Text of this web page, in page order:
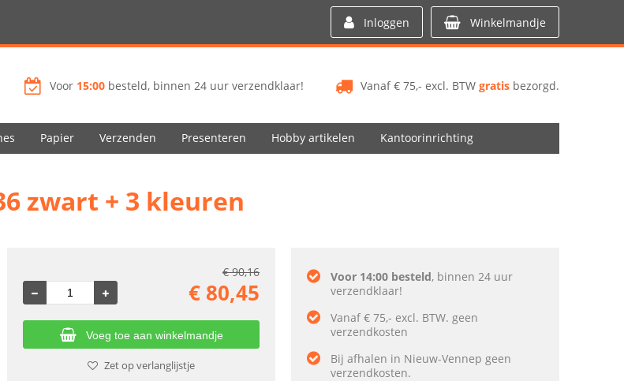
Inloggen Winkelmandje
Vanaf € 75,- excl. BTW gratis bezorgd.
Voor 15:00 besteld, binnen 24 uur verzendklaar!
Papier Verzenden Presenteren Hobby artikelen Kantoorinrichting
zwart + 3 kleuren
€90,16
€ 80,45
Voeg toe aan winkelmandje
Zet op verlanglijstje
Voor 14:00 besteld, binnen 24 uur
verzendklaar!
Vanaf € 75,- excl. BTW. geen
verzendkosten
Bij afhalen in Nieuw-Vennep geen
verzendkosten.